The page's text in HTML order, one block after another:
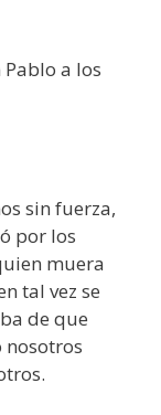
a los
sin fuerza,
por los
muera
tal vez se
de que
nosotros